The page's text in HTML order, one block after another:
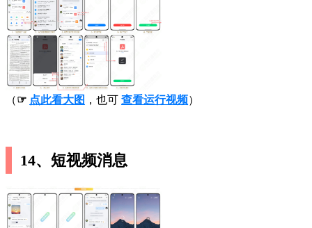
（☞ 点此看大图 ，也可 查看运行视频）
14、短视频消息